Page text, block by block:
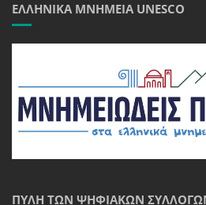
ΕΛΛΗΝΙΚΆ ΜΝΗΜΕΊΑ UNESCO
ΠΎΛΗ ΤΩΝ ΨΗΦΙΑΚΏΝ